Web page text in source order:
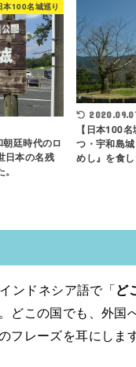
本100名城巡り
朝廷時代のロ
日本の名残
【日本100
つ・宇和島
めし』を食し
ンドネシア語で「ど
どこの国でも、外国
フレーズを耳にしま